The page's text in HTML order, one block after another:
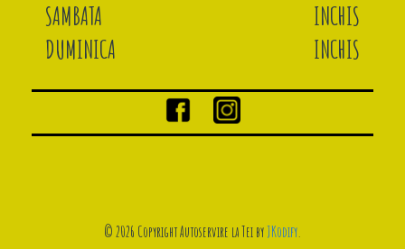
SAMBATA
INCHIS
DUMINICA
INCHIS
© 2026 Copyright Autoservire la Tei byJKodify.